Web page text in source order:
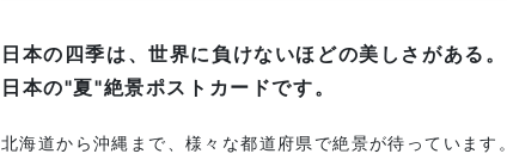
日本の四季は、世界に負けないほどの美しさがある。
日本の"夏"絶景ポストカードです。
北海道から沖縄まで、様々な都道府県で絶景が待っています。